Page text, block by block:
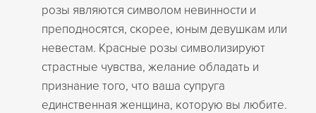
розы являются символом невинности и
преподносятся, скорее, юным девушкам или
невестам. Красные розы символизируют
страстные чувства, желание обладать и
признание того, что ваша супруга
единственная женщина, которую вы любите.